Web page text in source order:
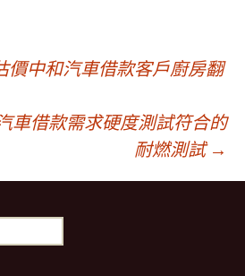
價中和汽車借款客戶廚房翻
車借款需求硬度測試符合的
耐燃測試 →